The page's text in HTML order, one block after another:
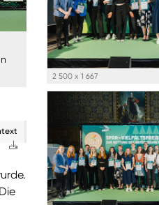
2 500 x 1 667